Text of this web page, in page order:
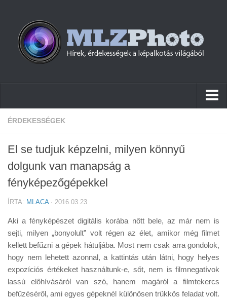
Hírek
Cikkek
Szoftver
Tanácsok
Érdekességek
Helyszíni Riport
E-BB
ÉRDEKESSÉGEK
El se tudjuk képzelni, milyen könnyű
dolgunk van manapság a
fényképezőgépekkel
ÍRTA: MLACA· 2016.03.23
Aki a fényképészet digitális korába nőtt bele, az már nem is
sejti, milyen „bonyolult” volt régen az élet, amikor még filmet
kellett befűzni a gépek hátuljába. Most nem csak arra gondolok,
hogy nem lehetett azonnal, a kattintás után látni, hogy helyes
expozíciós értékeket használtunk-e, sőt, nem is filmnegatívok
lassú előhívásáról van szó, hanem magáról a filmtekercs
befűzéséről, ami egyes gépeknél különösen trükkös feladat volt.